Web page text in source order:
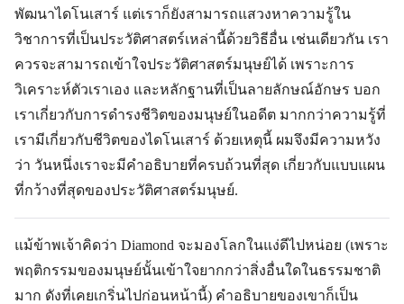
พัฒนาไดโนเสาร์ แต่เราก็ยังสามารถแสวงหาความรู้ใน
วิชาการที่เป็นประวัติศาสตร์เหล่านี้ด้วยวิธีอื่น เช่นเดียวกัน เรา
ควรจะสามารถเข้าใจประวัติศาสตร์มนุษย์ได้ เพราะการ
วิเคราะห์ตัวเราเอง และหลักฐานที่เป็นลายลักษณ์อักษร บอก
เราเกี่ยวกับการดำรงชีวิตของมนุษย์ในอดีต มากกว่าความรู้ที่
เรามีเกี่ยวกับชีวิตของไดโนเสาร์ ด้วยเหตุนี้ ผมจึงมีความหวัง
ว่า วันหนึ่งเราจะมีคำอธิบายที่ครบถ้วนที่สุด เกี่ยวกับแบบแผน
ที่กว้างที่สุดของประวัติศาสตร์มนุษย์.
แม้ข้าพเจ้าคิดว่า Diamond จะมองโลกในแง่ดีไปหน่อย (เพราะ
พฤติกรรมของมนุษย์นั้นเข้าใจยากกว่าสิ่งอื่นใดในธรรมชาติ
มาก ดังที่เคยเกริ่นไปก่อนหน้านี้) คำอธิบายของเขาก็เป็น